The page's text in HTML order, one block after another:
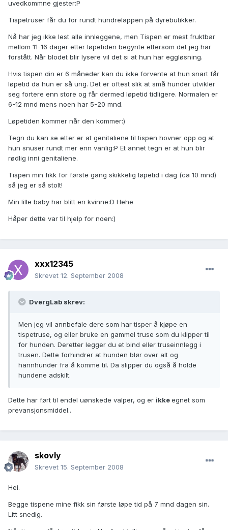
uvedkommne gjester:P
Tispetruser får du for rundt hundrelappen på dyrebutikker.
Nå har jeg ikke lest alle innleggene, men Tispen er mest fruktbar
mellom 11-16 dager etter løpetiden begynte ettersom det jeg har
forstått. Når blodet blir lysere vil det si at hun har eggløsning.
Hvis tispen din er 6 måneder kan du ikke forvente at hun snart får
løpetid da hun er så ung. Det er oftest slik at små hunder utvikler
seg fortere enn store og får dermed løpetid tidligere. Normalen er
6-12 mnd mens noen har 5-20 mnd.
Løpetiden kommer når den kommer:)
Tegn du kan se etter er at genitaliene til tispen hovner opp og at
hun snuser rundt mer enn vanlig:P Et annet tegn er at hun blir
rødlig inni genitaliene.
Tispen min fikk for første gang skikkelig løpetid i dag (ca 10 mnd)
så jeg er så stolt!
Min lille baby har blitt en kvinne:D Hehe
Håper dette var til hjelp for noen:)
xxx12345
Skrevet 12. September 2008
DvergLab skrev:
Men jeg vil annbefale dere som har tisper å kjøpe en
tispetruse, og eller bruke en gammel truse som du klipper til
for hunden. Deretter legger du et bind eller truseinnlegg i
trusen. Dette forhindrer at hunden blør over alt og
hannhunder fra å komme til. Da slipper du også å holde
hundene adskilt.
Dette har ført til endel uønskede valper, og er ikkeegnet som
prevansjonsmiddel..
skovly
Skrevet 15. September 2008
Hei.
Begge tispene mine fikk sin første løpe tid på 7 mnd dagen sin.
Litt snedig.